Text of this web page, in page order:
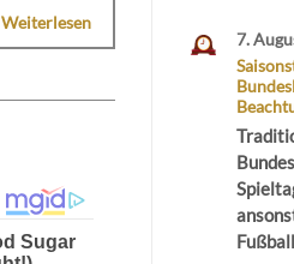
Weiterlesen
7.